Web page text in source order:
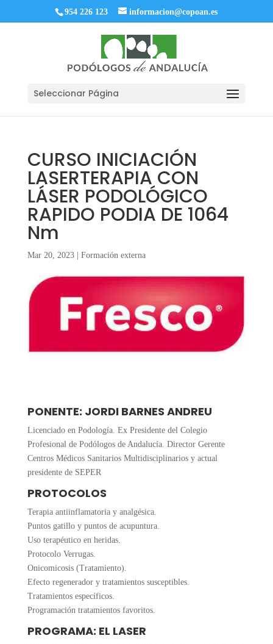
954 226 123 informacion@copoan.es
Seleccionar Página
CURSO INICIACIÓN
LASERTERAPIA CON
LÁSER PODOLÓGICO
RAPIDO PODIA DE 1064
Nm
Mar 20, 2023| Formación externa
PONENTE: JORDI BARNES ANDREU
Licenciado en Podología. Ex Presidente del Colegio
Profesional de Podólogos de Andalucía. Director Gerente
Centros Médicos Sanitarios Multidisciplinarios y actual
presidente de SEPER
PROTOCOLOS
Terapia antiinflamatoria y analgésica.
Puntos gatillo y puntos de acupuntura.
Uso terapéutico en heridas.
Protocolo Verrugas.
Onicomicosis (Tratamiento).
Efecto regenerador y tratamientos susceptibles.
Tratamientos específicos.
Programación tratamientos favoritos.
PROGRAMA: EL LASER